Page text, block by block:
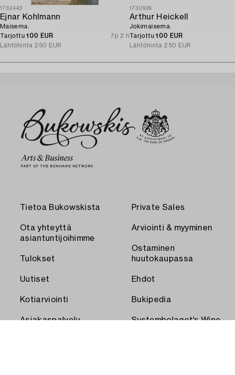
1732443
Ejnar Kohlmann
Maisema.
Tarjottu100 EUR
7p 2 h
Lähtöhinta 250 EUR
1730936
Arthur Heickell
Jokimaisema.
Tarjottu100 EUR
Lähtöhinta 250 EUR
Tietoa Bukowskista
Ota yhteyttä
asiantuntijoihimme
Tulokset
Uutiset
Kotiarviointi
Asiakaspalvelu
Private Sales
Arviointi & myyminen
Ostaminen
huutokaupassa
Ehdot
Bukipedia
Systembolaget's Wine